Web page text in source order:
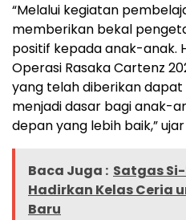
“Melalui kegiatan
memberikan bekal
positif kepada anak-anak.
Operasi Rasaka Cartenz
yang telah diberikan
menjadi dasar bagi anak-
depan yang lebih baik,”
Baca Juga : Satgas
Hadirkan Kelas Ceria
Baru